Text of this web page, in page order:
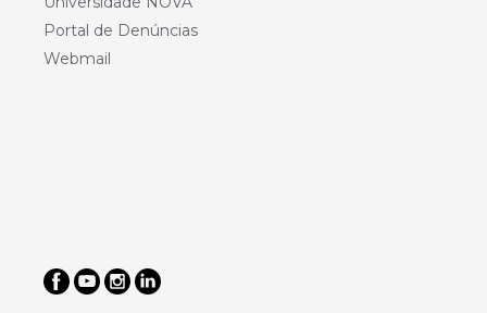
Portal de Denúncias
Webmail